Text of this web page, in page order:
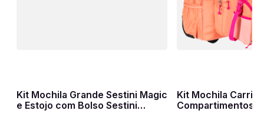
Kit Mochila Grande Sestini Magic
e Estojo com Bolso Sestini
Kit Mochila Carrinho 2
Compartimentos